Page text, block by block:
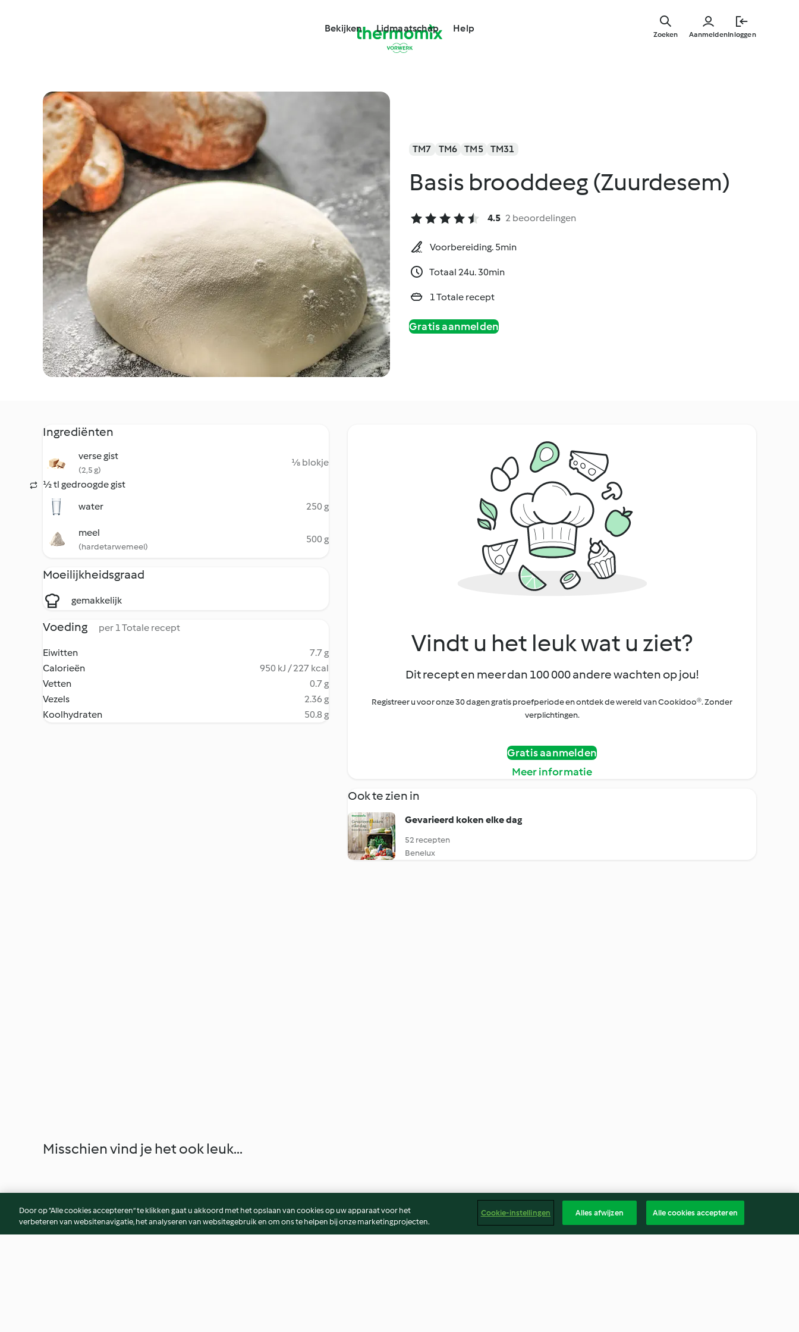
Bekijken Lidmaatschap Help
AanmeldenInloggen
Zoeken
TM7 TM6 TM5 TM31
Basis brooddeeg (Zuurdesem)
4.5 2 beoordelingen
Voorbereiding. 5min
Totaal 24u. 30min
1 Totale recept
Gratis aanmelden
Ingrediënten
verse gist
(2,5 g)
⅛ blokje
½ tl gedroogde gist
water
250 g
meel
(hardetarwemeel)
500 g
Moeilijkheidsgraad
gemakkelijk
Voeding per 1 Totale recept
Eiwitten
7.7 g
Calorieën
950 kJ / 227 kcal
Vetten
0.7 g
Vezels
2.36 g
Koolhydraten
50.8 g
Vindt u het leuk wat u ziet?
Dit recept en meer dan 100 000 andere wachten op jou!
Registreer u voor onze 30 dagen gratis proefperiode en ontdek de wereld van Cookidoo®. Zonder
verplichtingen.
Gratis aanmelden
Meer informatie
Ook te zien in
Gevarieerd koken elke dag
52 recepten
Benelux
Misschien vind je het ook leuk...
Door op “Alle cookies accepteren” te klikken gaat u akkoord met het opslaan van cookies op uw apparaat voor het
verbeteren van websitenavigatie, het analyseren van websitegebruik en om ons te helpen bij onze marketingprojecten.
Cookie-instellingen Alles afwijzen Alle cookies accepteren